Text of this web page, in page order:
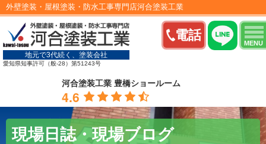
電話
MENU
外壁塗装・屋根塗装・防水工事専門店河合塗装工業
地元で3代続く、塗装会社
愛知県知事許可（般-28）第51243号
河合塗装工業 豊橋ショールーム
4.6
現場日誌・現場ブログ